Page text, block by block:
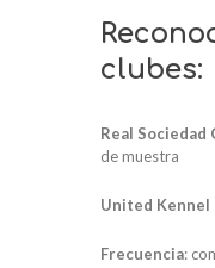
clubes:
Real Sociedad
de muestra
United Kennel
Frecuencia: